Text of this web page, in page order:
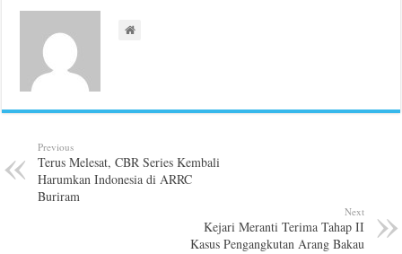
Previous
Terus Melesat, CBR Series Kembali
Harumkan Indonesia di ARRC
Buriram
Next
Kejari Meranti Terima Tahap II
Kasus Pengangkutan Arang Bakau